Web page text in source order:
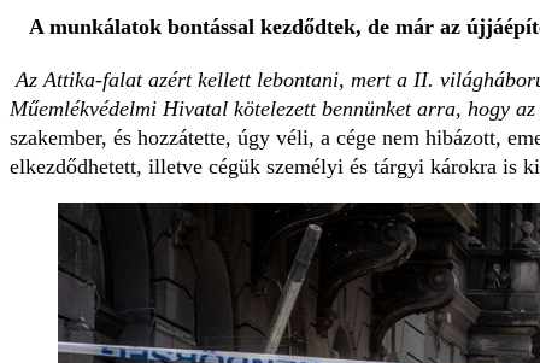
A munkálatok bontással kezdődtek, de már az
Az Attika-falat azért kellett lebontani, mert a II.
Műemlékvédelmi Hivatal kötelezett bennünket arra, hogy
szakember, és hozzátette, úgy véli, a cége nem hibázott,
elkezdődhetett, illetve cégük személyi és tárgyi károkra is